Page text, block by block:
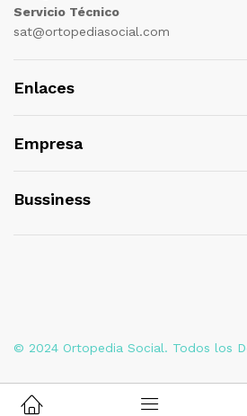
Servicio Técnico
sat@ortopediasocial.com
Enlaces
Empresa
Bussiness
© 2024 Ortopedia Social. Todos los